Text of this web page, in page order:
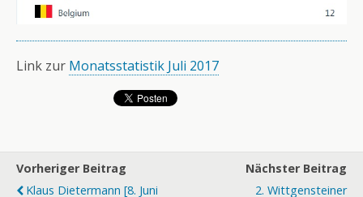
Link zur Monatsstatistik Juli 2017
Vorheriger Beitrag
Klaus Dietermann [8. Juni
Nächster Beitrag
2. Wittgensteiner